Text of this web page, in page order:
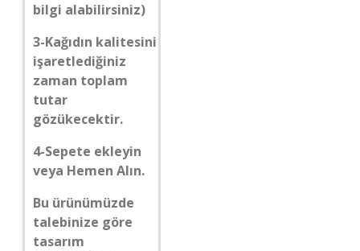
bilgi alabilirsiniz)
3-Kağıdın kalitesini
işaretlediğiniz
zaman toplam
tutar
gözükecektir.
4-Sepete ekleyin
veya Hemen Alın.
Bu ürünümüzde
talebinize göre
tasarım